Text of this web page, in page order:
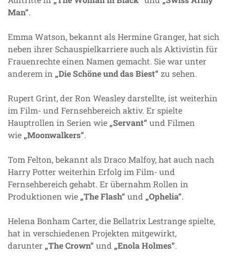
Man“.
Emma Watson, bekannt als Hermine Granger, hat sich
neben ihrer Schauspielkarriere auch als Aktivistin für
Frauenrechte einen Namen gemacht. Sie war unter
anderem in „Die Schöne und das Biest“ zu sehen.
Rupert Grint, der Ron Weasley darstellte, ist weiterhin
im Film- und Fernsehbereich aktiv. Er spielte
Hauptrollen in Serien wie „Servant“ und Filmen
wie „Moonwalkers“.
Tom Felton, bekannt als Draco Malfoy, hat auch nach
Harry Potter weiterhin Erfolg im Film- und
Fernsehbereich gehabt. Er übernahm Rollen in
Produktionen wie „The Flash“ und „Ophelia“.
Helena Bonham Carter, die Bellatrix Lestrange spielte,
hat in verschiedenen Projekten mitgewirkt,
darunter „The Crown“ und „Enola Holmes“.